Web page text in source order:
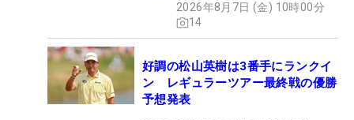
2026年8月7日 (金) 10時00分
14
好調の松山英樹は3番手にランクイ
ン レギュラーツアー最終戦の優勝
予想発表